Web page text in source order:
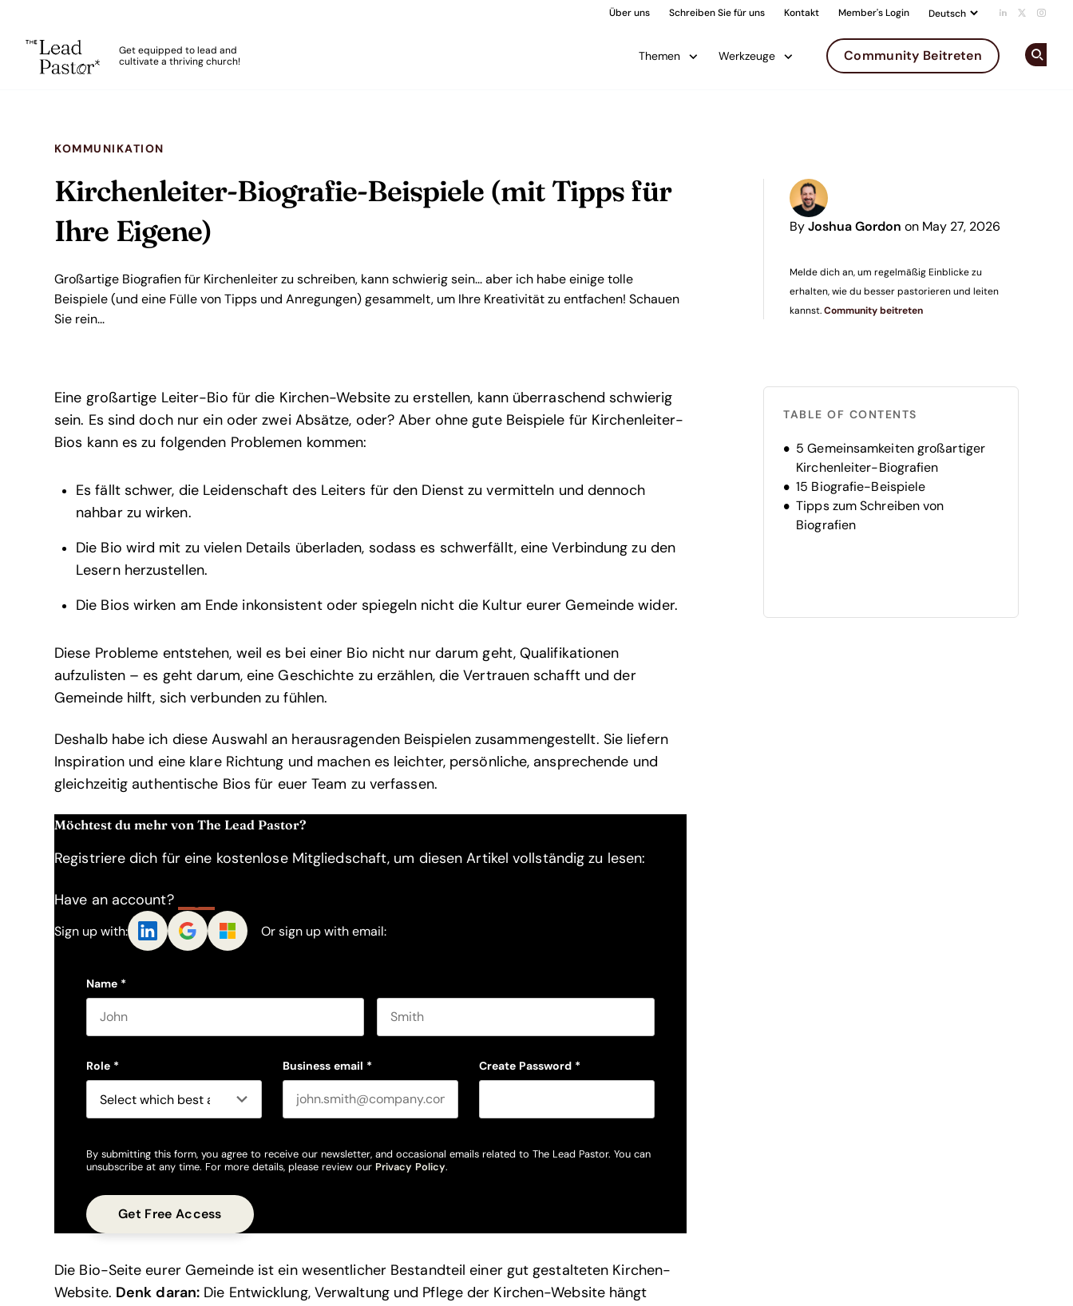
Über uns Schreiben Sie für uns Kontakt Member's Login Add us on
Follow
Get equipped to lead and
cultivate a thriving church!
Themen Werkzeuge Community Beitreten
KOMMUNIKATION
Kirchenleiter-Biografie-Beispiele (mit Tipps für
Ihre Eigene)
By Joshua Gordon on May 27, 2026
Melde dich an, um regelmäßig Einblicke zu
erhalten, wie du besser pastorieren und leiten
kannst. Community beitreten
Großartige Biografien für Kirchenleiter zu schreiben, kann schwierig sein... aber ich habe einige tolle
Beispiele (und eine Fülle von Tipps und Anregungen) gesammelt, um Ihre Kreativität zu entfachen! Schauen
Sie rein...
Eine großartige Leiter-Bio für die Kirchen-Website zu erstellen, kann überraschend schwierig
sein. Es sind doch nur ein oder zwei Absätze, oder? Aber ohne gute Beispiele für Kirchenleiter-
Bios kann es zu folgenden Problemen kommen:
Es fällt schwer, die Leidenschaft des Leiters für den Dienst zu vermitteln und dennoch
nahbar zu wirken.
Die Bio wird mit zu vielen Details überladen, sodass es schwerfällt, eine Verbindung zu den
Lesern herzustellen.
Die Bios wirken am Ende inkonsistent oder spiegeln nicht die Kultur eurer Gemeinde wider.
Diese Probleme entstehen, weil es bei einer Bio nicht nur darum geht, Qualifikationen
aufzulisten – es geht darum, eine Geschichte zu erzählen, die Vertrauen schafft und der
Gemeinde hilft, sich verbunden zu fühlen.
Deshalb habe ich diese Auswahl an herausragenden Beispielen zusammengestellt. Sie liefern
Inspiration und eine klare Richtung und machen es leichter, persönliche, ansprechende und
gleichzeitig authentische Bios für euer Team zu verfassen.
Möchtest du mehr von The Lead Pastor?
Registriere dich für eine kostenlose Mitgliedschaft, um diesen Artikel vollständig zu lesen:
Have an account?
Sign up with: Or sign up with email:
Name *
Role * Business email * Create Password *
By submitting this form, you agree to receive our newsletter, and occasional emails related to The Lead Pastor. You can
unsubscribe at any time. For more details, please review our Privacy Policy.
Die Bio-Seite eurer Gemeinde ist ein wesentlicher Bestandteil einer gut gestalteten Kirchen-
Website. Denk daran: Die Entwicklung, Verwaltung und Pflege der Kirchen-Website hängt
TABLE OF CONTENTS
5 Gemeinsamkeiten großartiger
Kirchenleiter-Biografien
15 Biografie-Beispiele
Tipps zum Schreiben von
Biografien